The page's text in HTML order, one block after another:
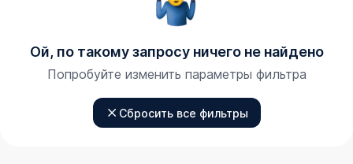
Ой, по такому запросу ничего не найдено
Попробуйте изменить параметры фильтра
Сбросить все фильтры